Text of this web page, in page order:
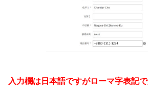
入力欄は日本語ですがローマ字表記で